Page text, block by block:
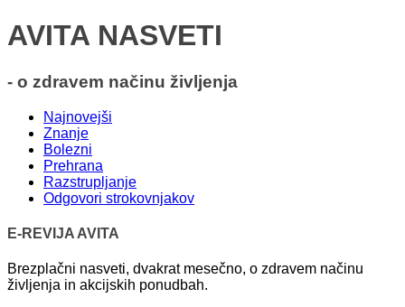
AVITA NASVETI
- o zdravem načinu življenja
Najnovejši
Znanje
Bolezni
Prehrana
Razstrupljanje
Odgovori strokovnjakov
E-REVIJA AVITA
Brezplačni nasveti, dvakrat mesečno, o zdravem načinu
življenja in akcijskih ponudbah.